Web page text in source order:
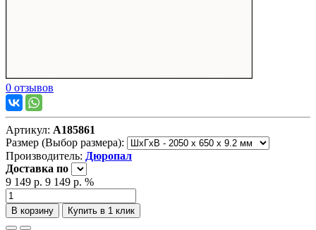
0 отзывов
Артикул: А185861
Размер (Выбор размера):
Производитель: Дюропал
Доставка по
9 149 р. 9 149 р. %
В корзину Купить в 1 клик